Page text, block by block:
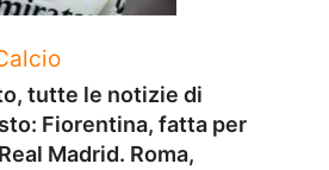
tutte le notizie di
Fiorentina, fatta per
Madrid. Roma,